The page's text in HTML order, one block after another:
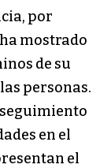
por
mostrado
de su
personas.
en el
el